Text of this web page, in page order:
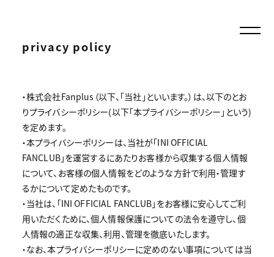
privacy policy
・株式会社Fanplus（以下、「当社」といいます。）は、以下のとお
りプライバシーポリシー(以下「本プライバシーポリシー」という)
を定めます。
・本プライバシーポリシーは、当社が「INI OFFICIAL
FANCLUB」を運営するにあたりお客様から収集する個人情報
について、お客様の個人情報をどのような方針で利用・管理す
るかについて定めたものです。
・当社は、「INI OFFICIAL FANCLUB」をお客様に安心してご利
用いただくために、個人情報保護についての法令を遵守し、個
人情報の適正な収集、利用、管理を徹底いたします。
・なお、本プライバシーポリシーに定めのない事項については当